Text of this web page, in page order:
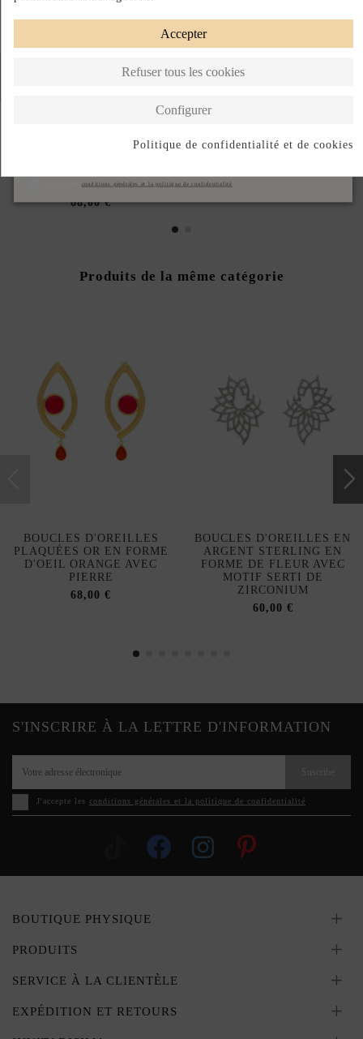
BLANC
68,00 €
Produits de la même catégorie
BOUCLES D'OREILLES
PLAQUÉES OR EN FORME
D'OEIL ORANGE AVEC
PIERRE
68,00 €
BOUCLES D'OREILLES EN
ARGENT STERLING EN
FORME DE FLEUR AVEC
MOTIF SERTI DE
ZIRCONIUM
60,00 €
S'INSCRIRE À LA LETTRE D'INFORMATION
J'accepte les conditions générales et la politique de confidentialité
BOUTIQUE PHYSIQUE
PRODUITS
SERVICE À LA CLIENTÈLE
EXPÉDITION ET RETOURS
conditions générales et la politique de confidentialité
Accepter
Refuser tous les cookies
Configurer
Politique de confidentialité et de cookies